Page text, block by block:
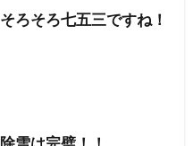
そろそろ七五三ですね！